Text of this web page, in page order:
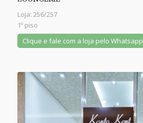
Loja: 256/257
1º piso
Clique e fale com a loja pelo Whatsapp